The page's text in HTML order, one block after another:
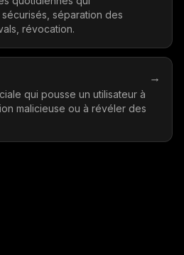
séparation des
révocation.
qui pousse un utilisateur à
malicieuse ou à révéler des
→